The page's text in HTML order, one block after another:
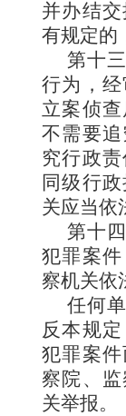
并办结
有规定的
第十
行为，
立案侦
不需要
究行政
同级行
关应当依
第十
犯罪案
察机关依
任何
反本规
犯罪案
察院、
关举报。